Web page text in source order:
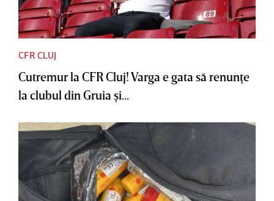
CFR CLUJ
Cutremur la CFR Cluj! Varga e gata să renunţe
la clubul din Gruia şi...